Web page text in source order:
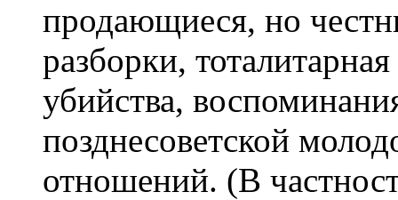
продающиеся, но
разборки,
убийства,
позднесоветской
отношений. (В